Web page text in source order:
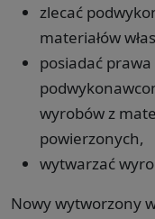
zlecać
materiałów
posiadać
wyrobów z
powierzonych,
wytwarzać
Nowy wytworzony